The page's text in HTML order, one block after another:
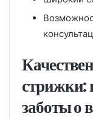
стрижки:
заботы о